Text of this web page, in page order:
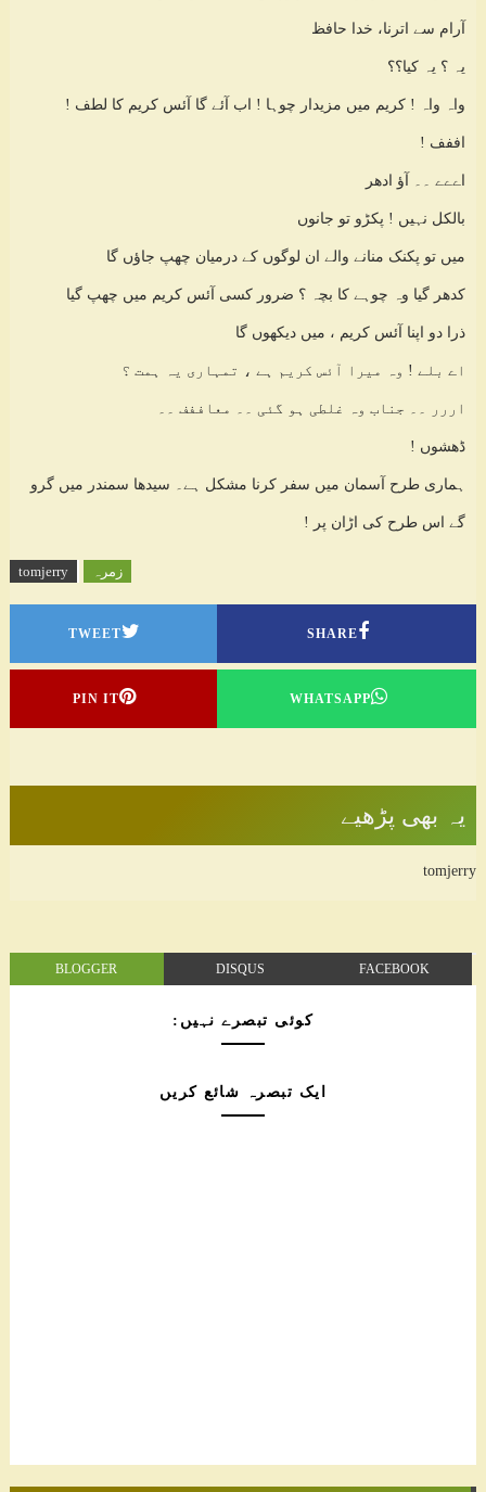
آرام سے اترنا، خدا حافظ
یہ ؟ یہ کیا؟؟
واہ واہ ! کریم میں مزیدار چوہا ! اب آئے گا آئس کریم کا لطف !
اففف !
اےےے ۔۔ آؤ ادھر
بالکل نہیں ! پکڑو تو جانوں
میں تو پکنک منانے والے ان لوگوں کے درمیان چھپ جاؤں گا
کدھر گیا وہ چوہے کا بچہ ؟ ضرور کسی آئس کریم میں چھپ گیا
ذرا دو اپنا آئس کریم ، میں دیکھوں گا
اے بلے ! وہ میرا آئس کریم ہے ، تمہاری یہ ہمت ؟
اررر ۔۔ جناب وہ غلطی ہو گئی ۔۔ معاففف ۔۔
ڈھشوں !
ہماری طرح آسمان میں سفر کرنا مشکل ہے۔ سیدھا سمندر میں گرو
گے اس طرح کی اڑان پر !
زمرہ tomjerry
TWEET SHARE
PIN IT WHATSAPP
یہ بھی پڑھیے
tomjerry
BLOGGER DISQUS FACEBOOK
کوئی تبصرے نہیں:
ایک تبصرہ شائع کریں